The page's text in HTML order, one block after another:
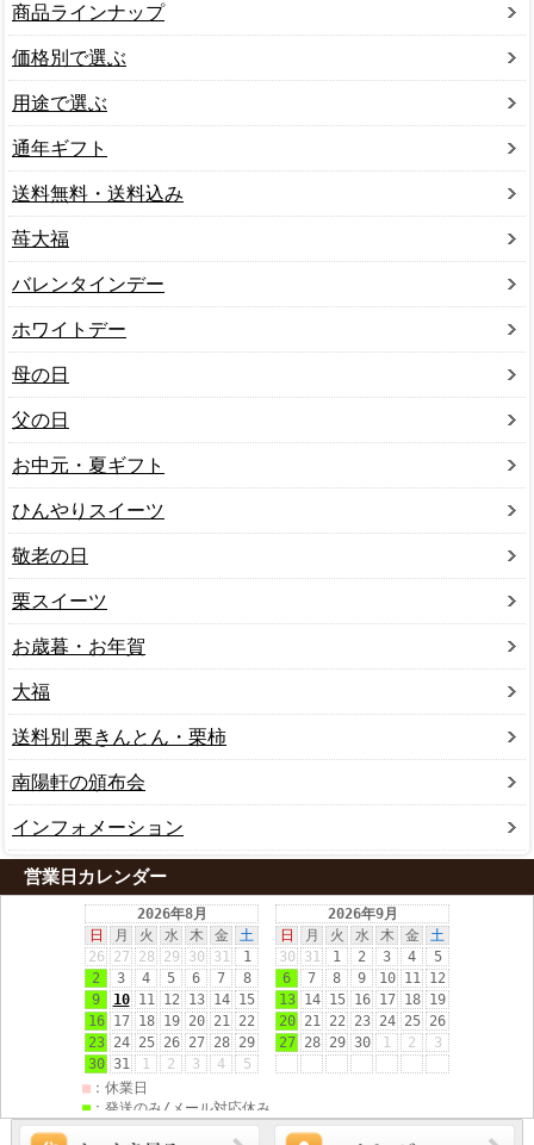
商品ラインナップ
価格別で選ぶ
用途で選ぶ
通年ギフト
送料無料・送料込み
苺大福
バレンタインデー
ホワイトデー
母の日
父の日
お中元・夏ギフト
ひんやりスイーツ
敬老の日
栗スイーツ
お歳暮・お年賀
大福
送料別 栗きんとん・栗柿
南陽軒の頒布会
インフォメーション
営業日カレンダー